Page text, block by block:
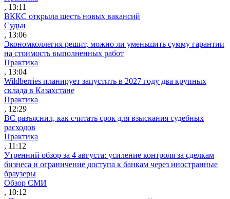
, 13:11
ВККС открыла шесть новых вакансий
Судьи
, 13:06
Экономколлегия решит, можно ли уменьшить сумму гарантии
на стоимость выполненных работ
Практика
, 13:04
Wildberries планирует запустить в 2027 году два крупных
склада в Казахстане
Практика
, 12:29
ВС разъяснил, как считать срок для взыскания судебных
расходов
Практика
, 11:12
Утренний обзор за 4 августа: усиление контроля за сделкам
бизнеса и ограничение доступа к банкам через иностранные
браузеры
Обзор СМИ
, 10:12